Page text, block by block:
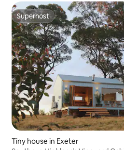
Superhost
Superhost
Tiny house in Exeter